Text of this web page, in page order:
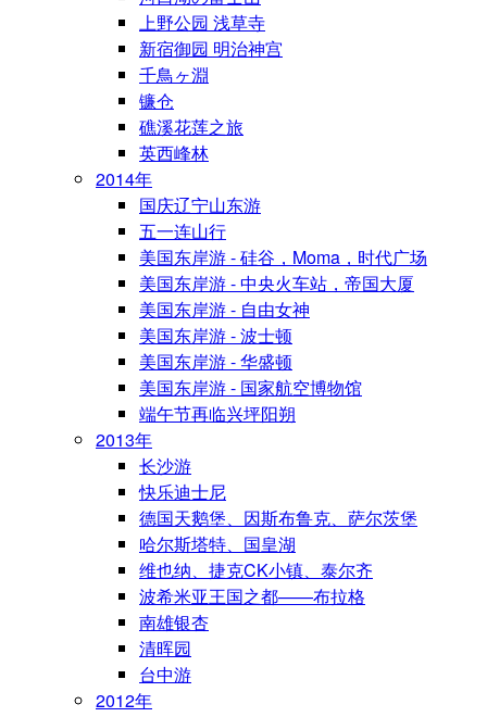
上野公园 浅草寺
新宿御园 明治神宫
千鳥ヶ淵
镰仓
礁溪花莲之旅
英西峰林
2014年
国庆辽宁山东游
五一连山行
美国东岸游 - 硅谷，Moma，时代广场
美国东岸游 - 中央火车站，帝国大厦
美国东岸游 - 自由女神
美国东岸游 - 波士顿
美国东岸游 - 华盛顿
美国东岸游 - 国家航空博物馆
端午节再临兴坪阳朔
2013年
长沙游
快乐迪士尼
德国天鹅堡、因斯布鲁克、萨尔茨堡
哈尔斯塔特、国皇湖
维也纳、捷克CK小镇、泰尔齐
波希米亚王国之都——布拉格
南雄银杏
清晖园
台中游
2012年